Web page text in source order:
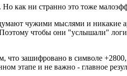
как ни странно это тоже
чужими мыслями и никакие
Поэтому чтобы они "услышали"
что зашифровано в символе
этапе и не важно - главное